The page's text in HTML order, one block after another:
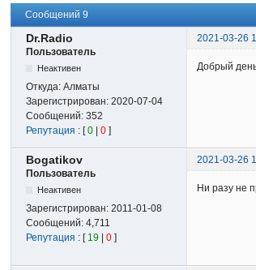
Сообщений 9
Dr.Radio
2021-03-26
Пользователь
Неактивен
Откуда:Алматы
Зарегистрирован:2020-07-04
Сообщений:352
Репутация : [0 |0 ]
Добрый
Bogatikov 2021-03-26
Пользователь
Неактивен
Зарегистрирован:2011-01-08
Сообщений:4,711
Репутация : [ 19 |0 ]
Ни разу не